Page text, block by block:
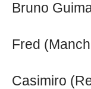
Bruno
Fred
Casimiro